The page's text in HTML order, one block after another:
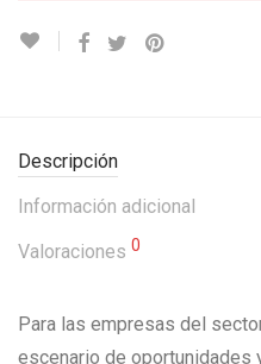
Descripción
Información adicional
Valoraciones 0
Para las empresas del
escenario de oportunidades